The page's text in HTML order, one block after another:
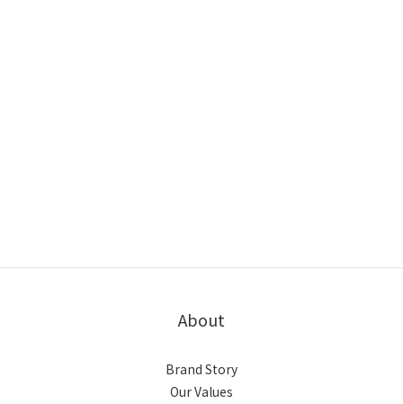
About
Brand Story
Our Values